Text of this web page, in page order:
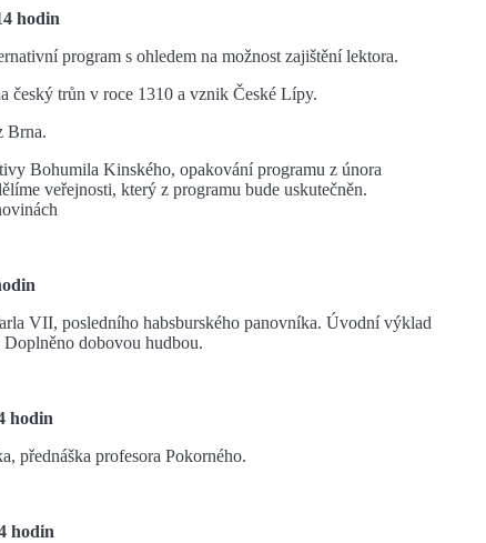
hodin
program s ohledem na možnost zajištění lektora.
český trůn v roce 1310 a vznik České Lípy.
Brna.
Bohumila Kinského, opakování programu z února
veřejnosti, který z programu bude uskutečněn.
VII, posledního habsburského panovníka. Úvodní výklad
dobovou hudbou.
hodin
profesora Pokorného.
hodin